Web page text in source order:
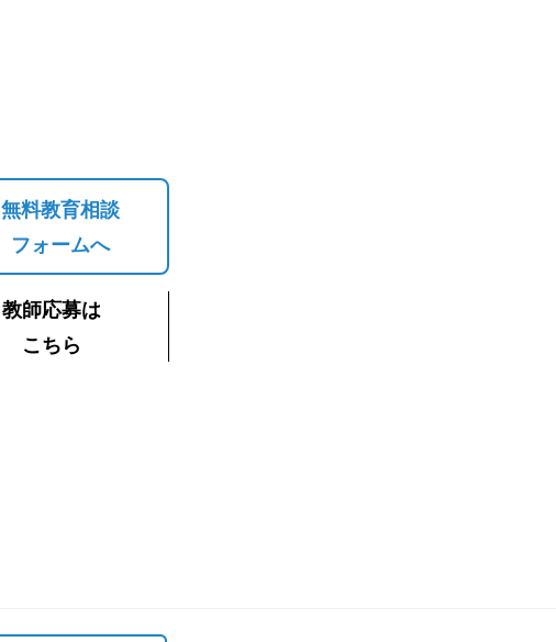
無料教育相談
フォームへ
教師応募は
こちら